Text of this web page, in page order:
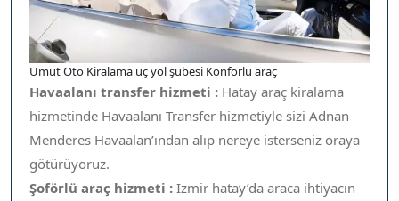
Umut Oto Kiralama uç yol şubesi Konforlu araç
Havaalanı transfer hizmeti : Hatay araç kiralama
hizmetinde Havaalanı Transfer hizmetiyle sizi Adnan
Menderes Havaalan’ından alıp nereye isterseniz oraya
götürüyoruz.
Şoförlü araç hizmeti : İzmir hatay’da araca ihtiyacın